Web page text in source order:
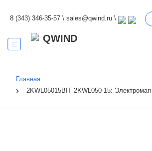
8 (343) 346-35-57 \ sales@qwind.ru \
Главная
2KWL05015BIT 2KWL050-15: